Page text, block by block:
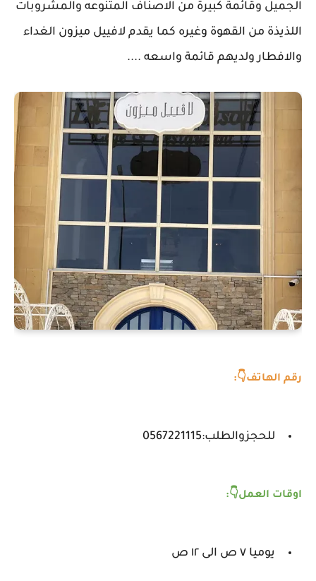
الجميل وقائمة كبيرة من الاصناف المتنوعه والمشروبات
اللذيذة من القهوة وغيره كما يقدم لافييل ميزون الغداء
والافطار ولديهم قائمة واسعه ....
رقم الهاتف👇:
للحجزوالطلب:0567221115
اوقات العمل👇:
يوميا ٧ ص الى ١٢ ص